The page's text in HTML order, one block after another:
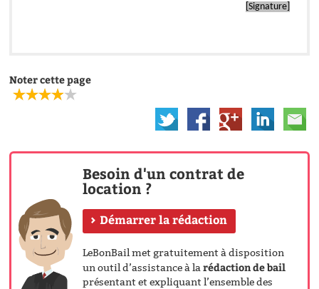
[Signature]
Noter cette page
Besoin d'un contrat de
location ?
Démarrer la rédaction
LeBonBail met gratuitement à disposition
un outil d’assistance à larédaction de bail
présentant et expliquant l’ensemble des